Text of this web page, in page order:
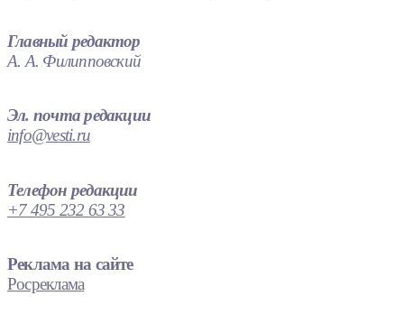
Главный редактор
А. А. Филипповский
Эл. почта редакции
info@vesti.ru
Телефон редакции
+7 495 232 63 33
Реклама на сайте
Росреклама